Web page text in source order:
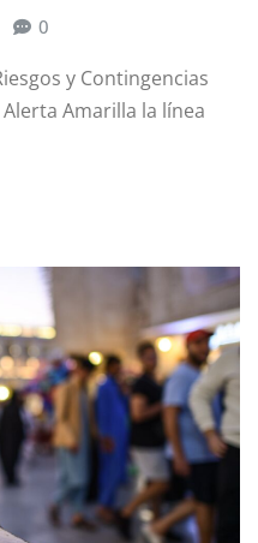
0
y Contingencias
Alerta Amarilla la línea